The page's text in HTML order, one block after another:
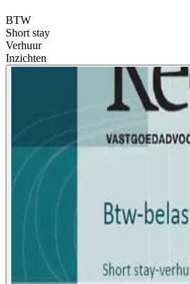
BTW
Short stay
Verhuur
Inzichten